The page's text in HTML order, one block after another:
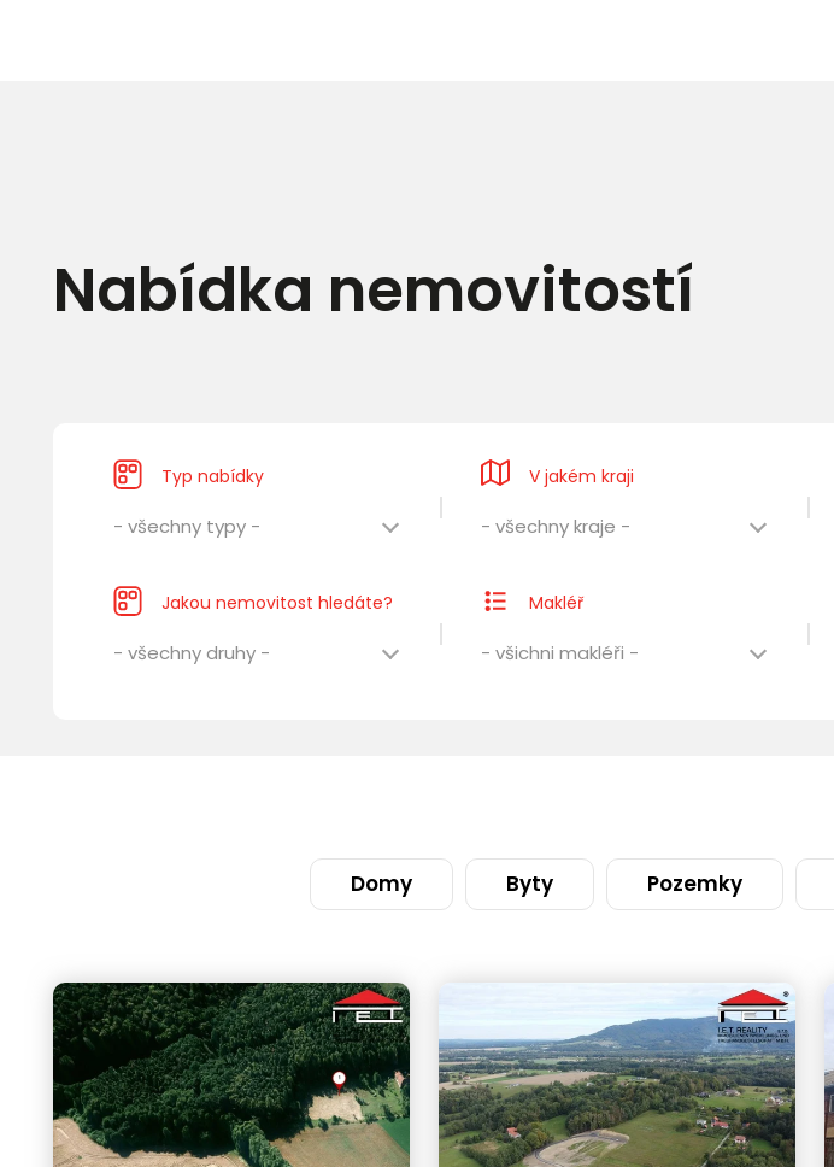
Nabídka nemovitostí
Typ nabídky
- všechny typy -
V jakém kraji
- všechny kraje -
Jakou nemovitost hledáte?
- všechny druhy -
Makléř
- všichni makléři -
Domy Byty Pozemky